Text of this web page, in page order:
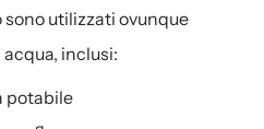
sono utilizzati ovunque
inclusi:
potabile